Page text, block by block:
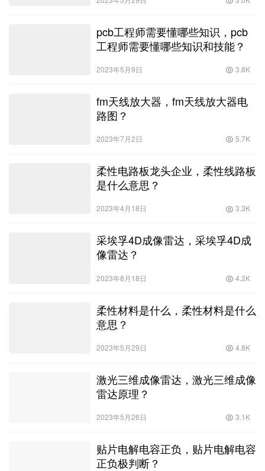
pcb工程师需要懂哪些知识，pcb
工程师需要懂哪些知识和技能？
fm天线放大器，fm天线放大器电
路图？
柔性电路板龙头企业，柔性线路板
是什么意思？
采埃孚4D成像雷达，采埃孚4D成
像雷达？
柔性材料是什么，柔性材料是什么
意思？
激光三维成像雷达，激光三维成像
雷达原理？
贴片电解电容正负，贴片电解电容
正负极判断？